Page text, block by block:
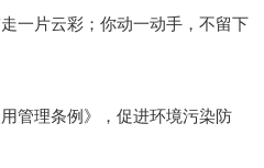
一片云彩；你动一动手，不留下
管理条例》，促进环境污染防